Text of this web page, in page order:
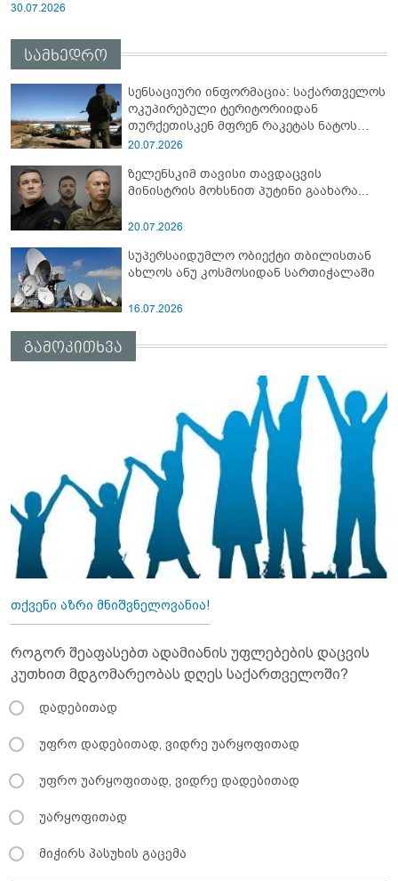
30.07.2026
სამხედრო
სენსაციური ინფორმაცია: საქართველოს
ოკუპირებული ტერიტორიიდან
თურქეთისკენ მფრენ რაკეტას ნატოს
სამიტი კინაღამ ჩაუშლია
20.07.2026
ზელენსკიმ თავისი თავდაცვის
მინისტრის მოხსნით პუტინი გაახარა...
20.07.2026
სუპერსაიდუმლო ობიექტი თბილისთან
ახლოს ანუ კოსმოსიდან სართიჭალაში
16.07.2026
გამოკითხვა
თქვენი აზრი მნიშვნელოვანია!
როგორ შეაფასებთ ადამიანის უფლებების დაცვის
კუთხით მდგომარეობას დღეს საქართველოში?
დადებითად
უფრო დადებითად, ვიდრე უარყოფითად
უფრო უარყოფითად, ვიდრე დადებითად
უარყოფითად
მიჭირს პასუხის გაცემა